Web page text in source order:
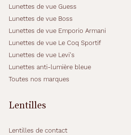
Lunettes de vue Guess
Lunettes de vue Boss
Lunettes de vue Emporio Armani
Lunettes de vue Le Coq Sportif
Lunettes de vue Levi's
Lunettes anti-lumière bleue
Toutes nos marques
Lentilles
Lentilles de contact